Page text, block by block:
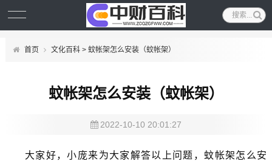
首页 文化百科> 蚊帐架怎么安装（蚊帐架）
蚊帐架怎么安装（蚊帐架）
2022-10-10 20:01:27
大家好，小庞来为大家解答以上问题，蚊帐架怎么安